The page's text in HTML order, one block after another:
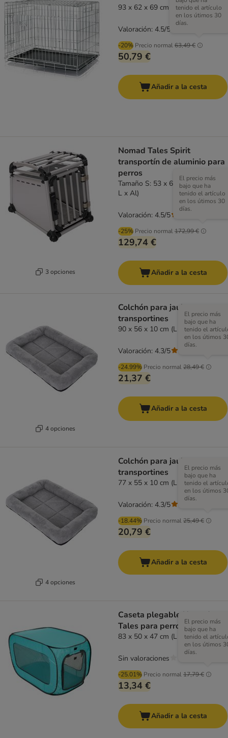
93 x 62 x 69 cm (L x An x Al)
-20% Precio normal63,49 €
tenido el artículo
en los útimos 30
días.
50,79 €
Valoración: 4.5/5
Añadir a la cesta
3 opciones
Nomad Tales Spirit
transportín de aluminio para
perros
Tamaño S: 53 x 68 x 61 cm (An x
L x Al)
-25% Precio normal172,99 €
El precio más
bajo que ha
tenido el artículo
en los útimos 30
días.
129,74 €
Valoración: 4.5/5
Añadir a la cesta
4 opciones
Colchón para jaulas y
transportines
90 x 56 x 10 cm (L x An x Al)
-24.99% Precio normal28,49 €
El precio más
bajo que ha
tenido el
en los útimos
días.
21,37 €
Valoración: 4.3/5
Añadir a la cesta
4 opciones
Colchón para jaulas y
transportines
77 x 55 x 10 cm (L x An x Al)
-18.44% Precio normal25,49 €
El precio más
bajo que ha
tenido el
en los útimos
días.
20,79 €
Valoración: 4.3/5
Añadir a la cesta
Caseta plegable Nomad
Tales para perros
83 x 50 x 47 cm (L x An x Al)
-25.01% Precio normal17,79 €
El precio más
bajo que ha
tenido el
en los útimos
días.
13,34 €
Sin valoraciones
Añadir a la cesta